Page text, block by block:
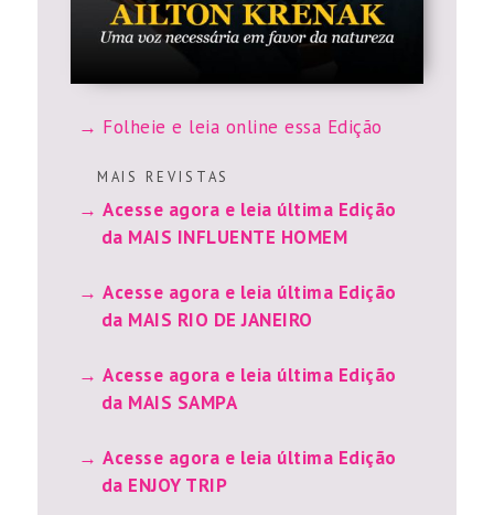
Folheie e leia online essa Edição
M A I S R E V I S T A S
Acesse agora e leia última Edição
da MAIS INFLUENTE HOMEM
Acesse agora e leia última Edição
da MAIS RIO DE JANEIRO
Acesse agora e leia última Edição
da MAIS SAMPA
Acesse agora e leia última Edição
da ENJOY TRIP